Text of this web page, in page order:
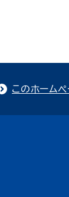
このホーム